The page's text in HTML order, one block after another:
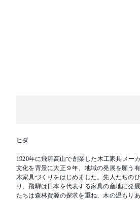
ヒダ
1920年に飛騨高山で創業した木工家具メー
文化を背景に大正９年、地域の発展を願う
木家具づくりをはじめました。先人たちの
り、飛騨は日本を代表する家具の産地に発
たちは森林資源の探求を重ね、木の温もり